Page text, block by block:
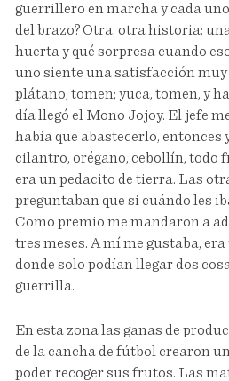
guerrillero en marcha y cada
del brazo? Otra, otra historia:
huerta y qué sorpresa cuando
uno siente una satisfacción muy
plátano, tomen; yuca, tomen, y
día llegó el Mono Jojoy. El jefe
había que abastecerlo, entonces
cilantro, orégano, cebollín, todo
era un pedacito de tierra. Las
preguntaban que si cuándo les
Como premio me mandaron a
tres meses. A mí me gustaba,
donde solo podían llegar dos
guerrilla.
En esta zona las ganas de
de la cancha de fútbol crearon
poder recoger sus frutos. Las